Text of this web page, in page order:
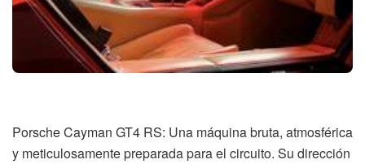
Porsche Cayman GT4 RS: Una máquina bruta, atmosférica
y meticulosamente preparada para el circuito. Su dirección